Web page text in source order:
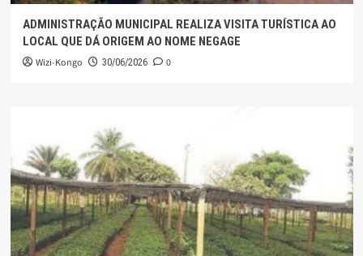
ADMINISTRAÇÃO MUNICIPAL REALIZA VISITA TURÍSTICA AO
LOCAL QUE DÁ ORIGEM AO NOME NEGAGE
Wizi-Kongo 30/06/2026 0